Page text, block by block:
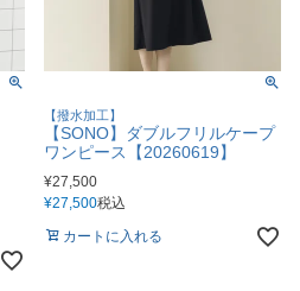
【撥水加工】
【SONO】ダブルフリルケープ
ワンピース【20260619】
¥27,500
¥27,500税込
カートに入れる